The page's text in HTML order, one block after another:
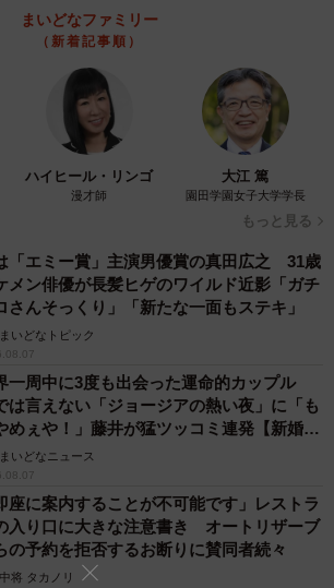
えって、ええって。申し訳ないから、
て。Aちゃんに、どうしても伝えたいこ
、今度東京行こうと思っててん。…う
ときゆっくり話すから。うん、うん、
からかけるわ。お忙しいとこごめんな
しても伝えたいこと？東京に来る？も
とか？）
しぶりの電話はやはり嬉しいもの。何
談に乗りますとも！と、B子からの電話
す。
まいどなファミリー
（新着記事順）
ハイヒール・リンゴ
漫才師
大江 篤
園田学園女子大学学長
もっと見る
「エミー賞」主演男優賞の真田広之 31歳
メン俳優が長髪ヒゲのワイルド近影「ガチ
さんそっくり」「新たな一面もステキ」
まいどなトピック
一周中に3度も出会った運命的カップル
は言えない「ジョージアの熱い夜」に「も
めぇや！」藤井が猛ツッコミ連発【新婚さ
まいどなニュース
座に案内することが不可能です」レストラ
入り口に大きな注意書き オートリザーブ
の予約を拒否するお断りに賛同者続々
中将 タカノリ